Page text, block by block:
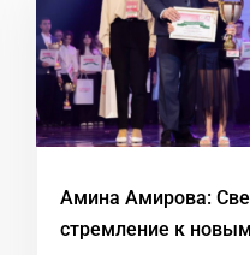
Амина Амирова:
стремление к